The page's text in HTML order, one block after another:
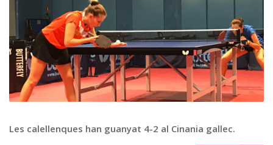
La Banqueta
Transmissions Esportives
Pòdcasts
Vídeos
Graella
Les calellenques han guanyat 4-2 al Cinania gallec.